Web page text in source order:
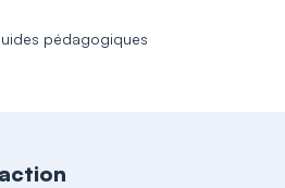
pédagogiques